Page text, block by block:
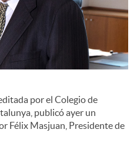
por el Colegio de
publicó ayer un
Félix Masjuan, Presidente de